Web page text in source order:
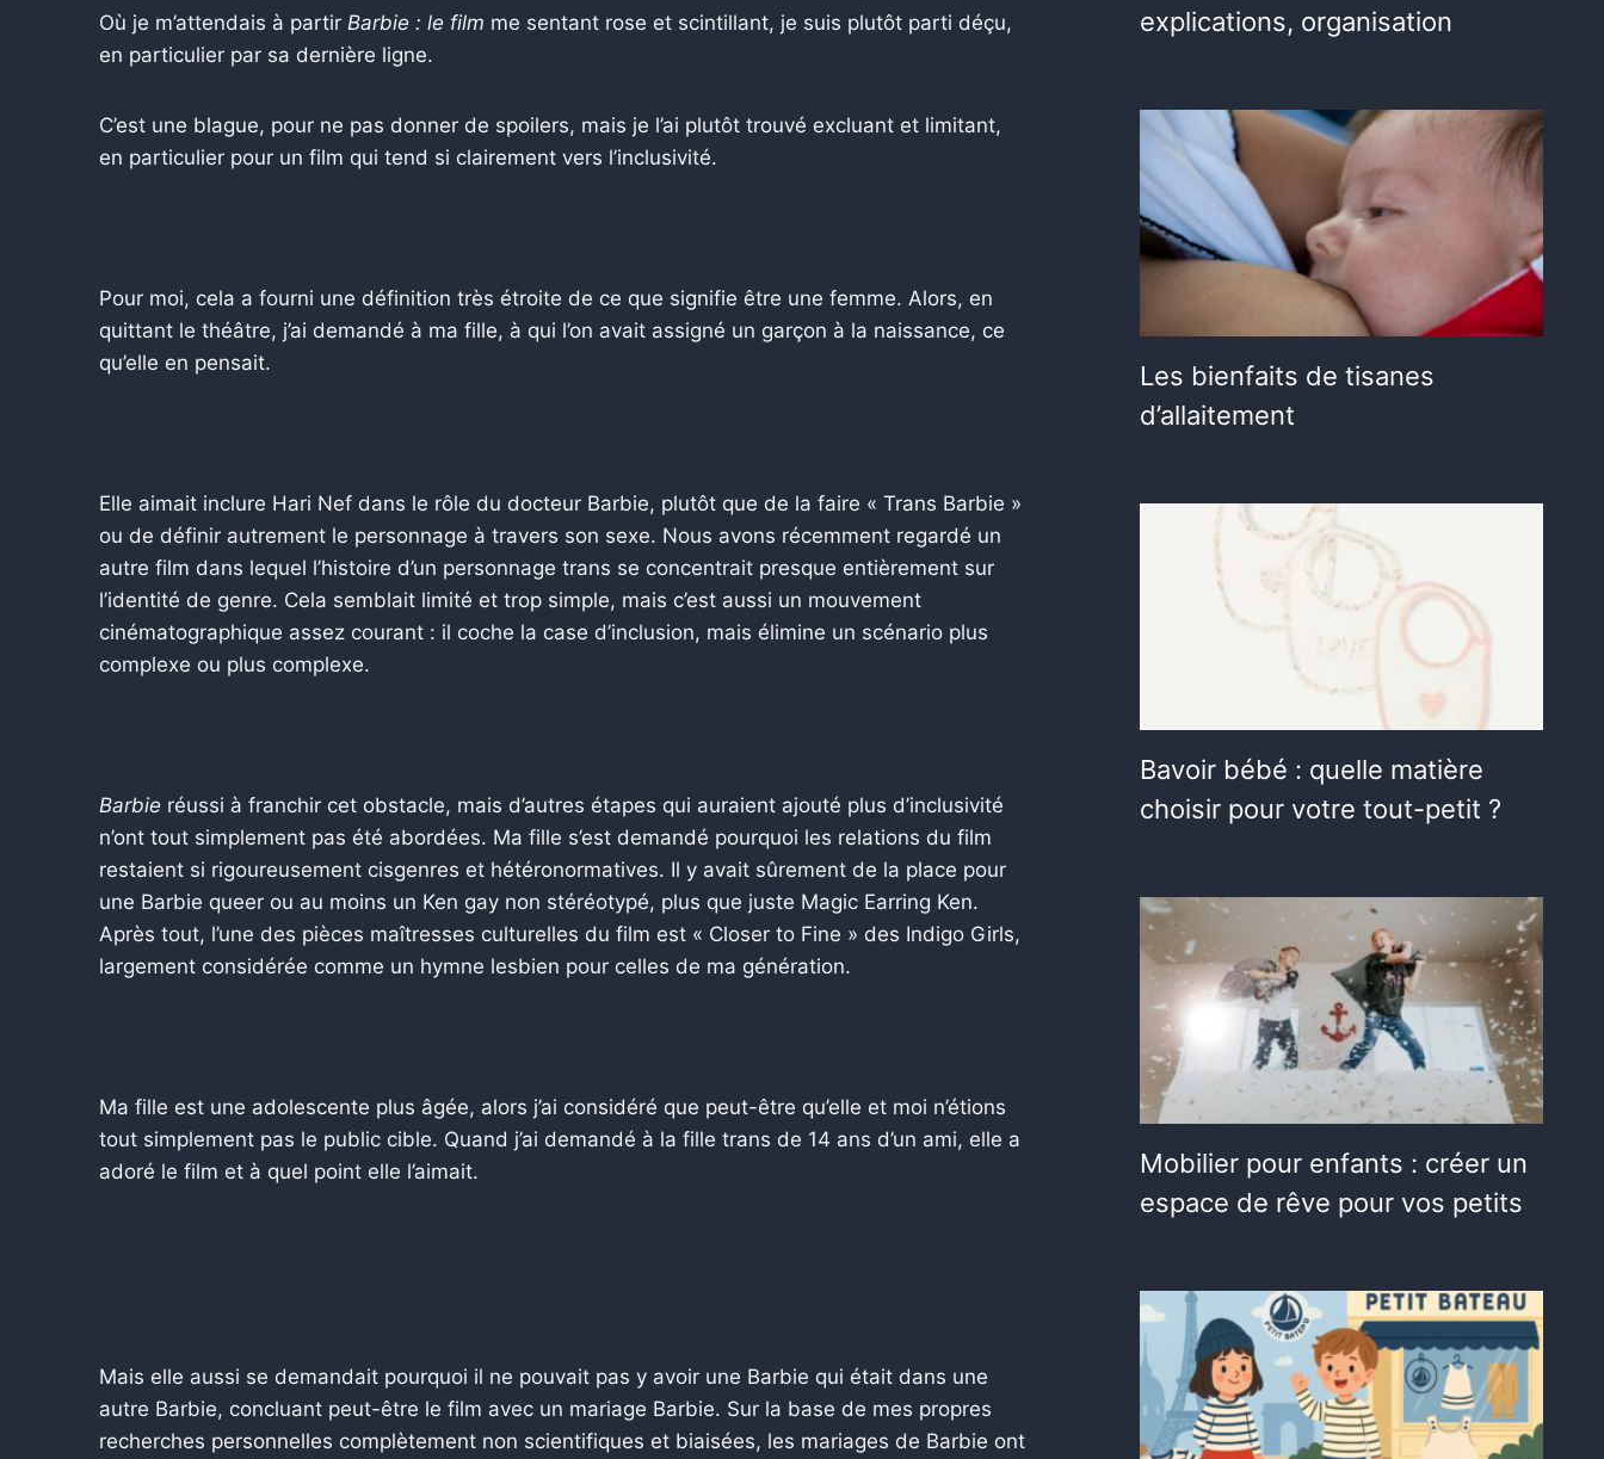
Où je m’attendais à partir Barbie : le film me sentant rose et scintillant, je suis plutôt parti déçu,
en particulier par sa dernière ligne.
C’est une blague, pour ne pas donner de spoilers, mais je l’ai plutôt trouvé excluant et limitant,
en particulier pour un film qui tend si clairement vers l’inclusivité.
Pour moi, cela a fourni une définition très étroite de ce que signifie être une femme. Alors, en
quittant le théâtre, j’ai demandé à ma fille, à qui l’on avait assigné un garçon à la naissance, ce
qu’elle en pensait.
Elle aimait inclure Hari Nef dans le rôle du docteur Barbie, plutôt que de la faire « Trans Barbie »
ou de définir autrement le personnage à travers son sexe. Nous avons récemment regardé un
autre film dans lequel l’histoire d’un personnage trans se concentrait presque entièrement sur
l’identité de genre. Cela semblait limité et trop simple, mais c’est aussi un mouvement
cinématographique assez courant : il coche la case d’inclusion, mais élimine un scénario plus
complexe ou plus complexe.
Barbie réussi à franchir cet obstacle, mais d’autres étapes qui auraient ajouté plus d’inclusivité
n’ont tout simplement pas été abordées. Ma fille s’est demandé pourquoi les relations du film
restaient si rigoureusement cisgenres et hétéronormatives. Il y avait sûrement de la place pour
une Barbie queer ou au moins un Ken gay non stéréotypé, plus que juste Magic Earring Ken.
Après tout, l’une des pièces maîtresses culturelles du film est « Closer to Fine » des Indigo Girls,
largement considérée comme un hymne lesbien pour celles de ma génération.
Ma fille est une adolescente plus âgée, alors j’ai considéré que peut-être qu’elle et moi n’étions
tout simplement pas le public cible. Quand j’ai demandé à la fille trans de 14 ans d’un ami, elle a
adoré le film et à quel point elle l’aimait.
Mais elle aussi se demandait pourquoi il ne pouvait pas y avoir une Barbie qui était dans une
autre Barbie, concluant peut-être le film avec un mariage Barbie. Sur la base de mes propres
recherches personnelles complètement non scientifiques et biaisées, les mariages de Barbie ont
explications, organisation
Les bienfaits de tisanes
d’allaitement
Bavoir bébé : quelle matière
choisir pour votre tout-petit ?
Mobilier pour enfants : créer un
espace de rêve pour vos petits